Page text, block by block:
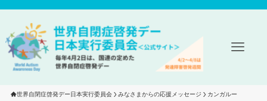
世界自閉症啓発デー日本実行委員会 みなさまからの応援メッセージ カンガルー